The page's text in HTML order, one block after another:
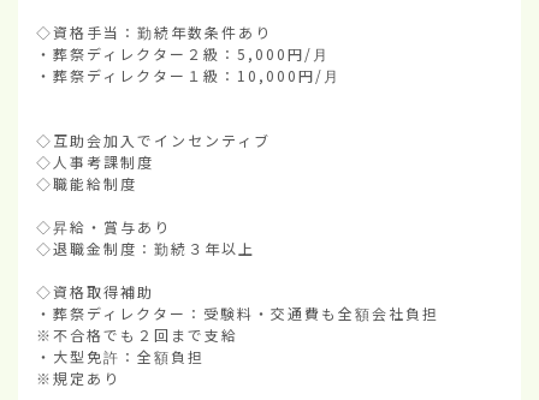
◇資格手当：勤続年数条件あり
・葬祭ディレクター２級：5,000円/月
・葬祭ディレクター１級：10,000円/月
◇互助会加入でインセンティブ
◇人事考課制度
◇職能給制度
◇昇給・賞与あり
◇退職金制度：勤続３年以上
◇資格取得補助
・葬祭ディレクター：受験料・交通費も全額会社負担
※不合格でも２回まで支給
・大型免許：全額負担
※規定あり